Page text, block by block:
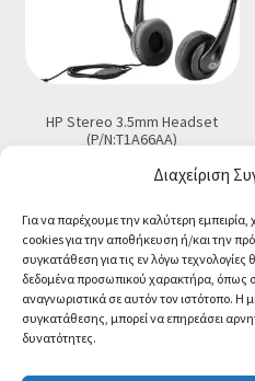
Διαχείριση
Για να παρέχουμε την καλύτερη
cookies για την αποθήκευση ή/και την
συγκατάθεση για τις εν λόγω
δεδομένα προσωπικού χαρακτήρα, όπως
αναγνωριστικά σε αυτόν τον ιστότοπο.
συγκατάθεσης, μπορεί να επηρεάσει
δυνατότητες.
HP Stereo 3.5mm Headset
(P/N:T1A66AA)
Τελική τιμή
Προσθήκη στο καλάθι
© CA-MICROLAND 2026